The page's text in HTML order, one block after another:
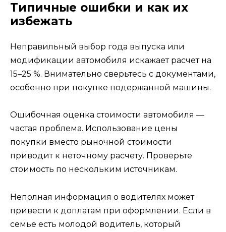
Типичные ошибки и как их
избежать
Неправильный выбор года выпуска или
модификации автомобиля искажает расчет на
15–25 %. Внимательно сверьтесь с документами,
особенно при покупке подержанной машины.
Ошибочная оценка стоимости автомобиля —
частая проблема. Использование цены
покупки вместо рыночной стоимости
приводит к неточному расчету. Проверьте
стоимость по нескольким источникам.
Неполная информация о водителях может
привести к доплатам при оформлении. Если в
семье есть молодой водитель, который